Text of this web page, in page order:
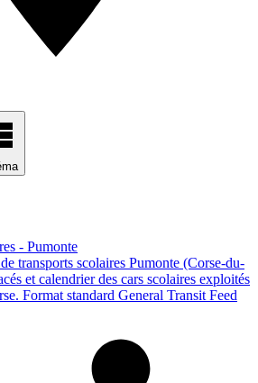
- Pumonte
transports scolaires Pumonte (Corse-du-
et calendrier des cars scolaires exploités
Format standard General Transit Feed